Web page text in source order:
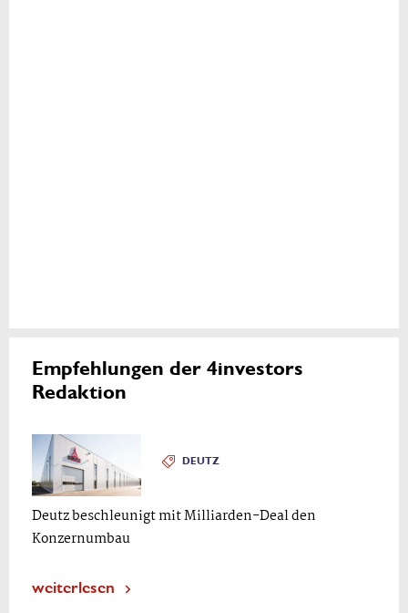
Empfehlungen der 4investors
Redaktion
DEUTZ
Deutz beschleunigt mit Milliarden-Deal den
Konzernumbau
weiterlesen